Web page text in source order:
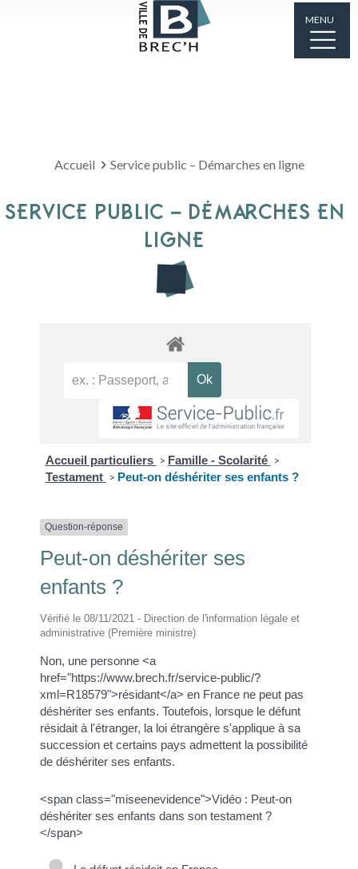
MENU
Accueil Service public – Démarches en ligne
SERVICE PUBLIC – DÉMARCHES EN
LIGNE
Accueil particuliers > Famille - Scolarité >
Testament > Peut-on déshériter ses enfants ?
Question-réponse
Peut-on déshériter ses
enfants ?
Vérifié le 08/11/2021 - Direction de l'information légale et
administrative (Première ministre)
Non, une personne <a
href="https://www.brech.fr/service-public/?
xml=R18579">résidant</a> en France ne peut pas
déshériter ses enfants. Toutefois, lorsque le défunt
résidait à l'étranger, la loi étrangère s'applique à sa
succession et certains pays admettent la possibilité
de déshériter ses enfants.
<span class="miseenevidence">Vidéo : Peut-on
déshériter ses enfants dans son testament ?
</span>